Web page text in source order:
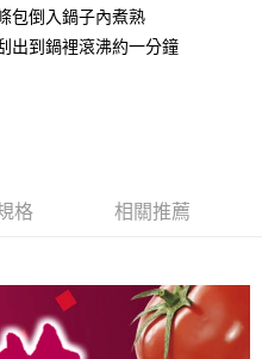
運費
包倒入鍋子內煮熟
出到鍋裡滾沸約一分鐘
格 相關推薦